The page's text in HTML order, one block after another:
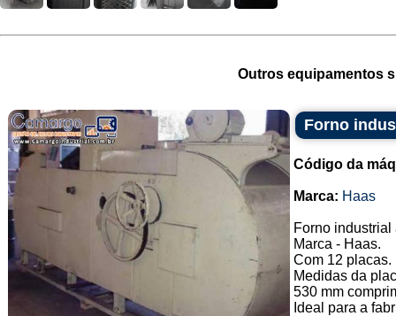
Outros equipamentos
Forno
Código da
Marca: Haas
Forno industrial
Marca - Haas.
Com 12 placas.
Medidas da
530 mm
Ideal para a